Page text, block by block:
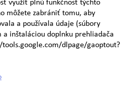
môžete zabrániť tomu, aby
a používala údaje (súbory
inštaláciou doplnku prehliadača
dlpage/gaoptout?